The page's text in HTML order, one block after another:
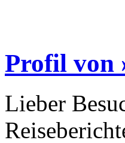
Profil von
Lieber